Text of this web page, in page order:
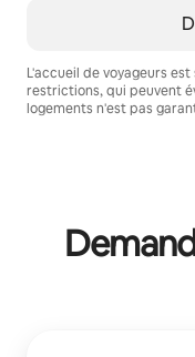
L'accueil de voyageurs
restrictions, qui peuvent
logements n'est pas